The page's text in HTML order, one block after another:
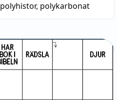
polyhistor, polykarbonat